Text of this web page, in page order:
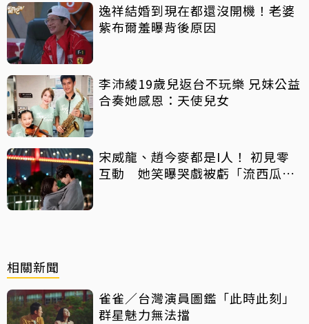
逸祥結婚到現在都還沒開機！老婆
紫布爾羞曝背後原因
李沛綾19歲兒返台不玩樂 兄妹公益
合奏她感恩：天使兒女
宋威龍、趙今麥都是I人！ 初見零
互動 她笑曝哭戲被虧「流西瓜
相關新聞
雀雀／台灣演員圖鑑「此時此刻」
群星魅力無法擋